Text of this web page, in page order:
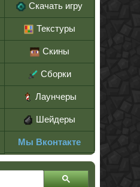
Скачать игру
Текстуры
Скины
Сборки
Лаунчеры
Шейдеры
Мы Вконтакте